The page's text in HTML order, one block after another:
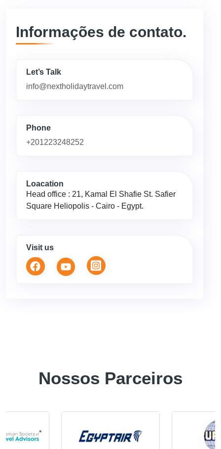
Informações de contato.
Let’s Talk
info@nextholidaytravel.com
Phone
+201223248252
Loacation
Head office : 21, Kamal El Shafie St. Safier
Square Heliopolis - Cairo - Egypt.
Visit us
Nossos Parceiros